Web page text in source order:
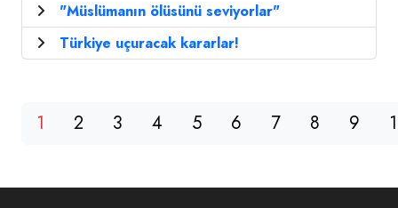
"Müslümanın ölüsünü seviyorlar"
Türkiye uçuracak kararlar!
1 2 3 4 5 6 7 8 9